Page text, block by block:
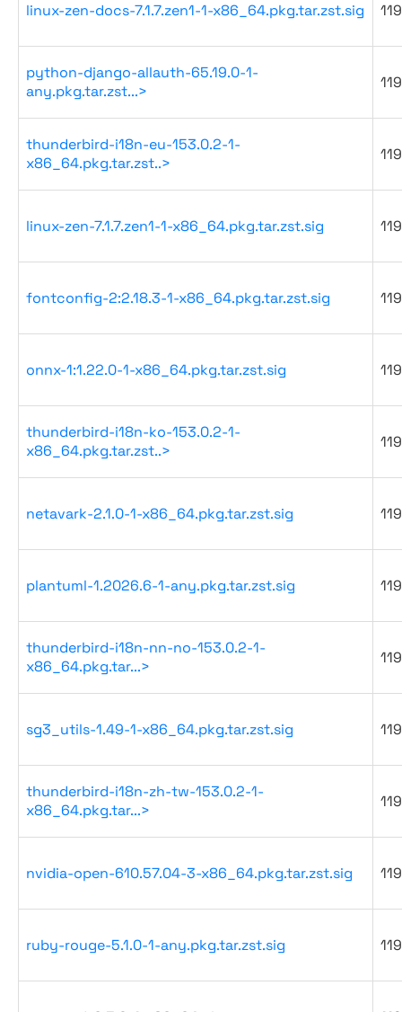
linux-zen-docs-7.1.7.zen1-1-x86_64.pkg.tar.zst.sig
python-django-allauth-65.19.0-1-
any.pkg.tar.zst...>
thunderbird-i18n-eu-153.0.2-1-
x86_64.pkg.tar.zst..>
linux-zen-7.1.7.zen1-1-x86_64.pkg.tar.zst.sig
fontconfig-2:2.18.3-1-x86_64.pkg.tar.zst.sig
onnx-1:1.22.0-1-x86_64.pkg.tar.zst.sig
thunderbird-i18n-ko-153.0.2-1-
x86_64.pkg.tar.zst..>
netavark-2.1.0-1-x86_64.pkg.tar.zst.sig
plantuml-1.2026.6-1-any.pkg.tar.zst.sig
thunderbird-i18n-nn-no-153.0.2-1-
x86_64.pkg.tar...>
sg3_utils-1.49-1-x86_64.pkg.tar.zst.sig
thunderbird-i18n-zh-tw-153.0.2-1-
x86_64.pkg.tar...>
nvidia-open-610.57.04-3-x86_64.pkg.tar.zst.sig
ruby-rouge-5.1.0-1-any.pkg.tar.zst.sig